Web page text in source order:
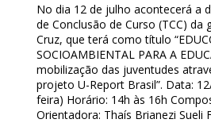
No dia 12 de julho acontecerá a
de Conclusão de Curso (TCC) da
Cruz, que terá como título
SOCIOAMBIENTAL PARA A
mobilização das juventudes
projeto U-Report Brasil”. Data:
feira) Horário: 14h às 16h
Orientadora: Thaís Brianezi Sueli